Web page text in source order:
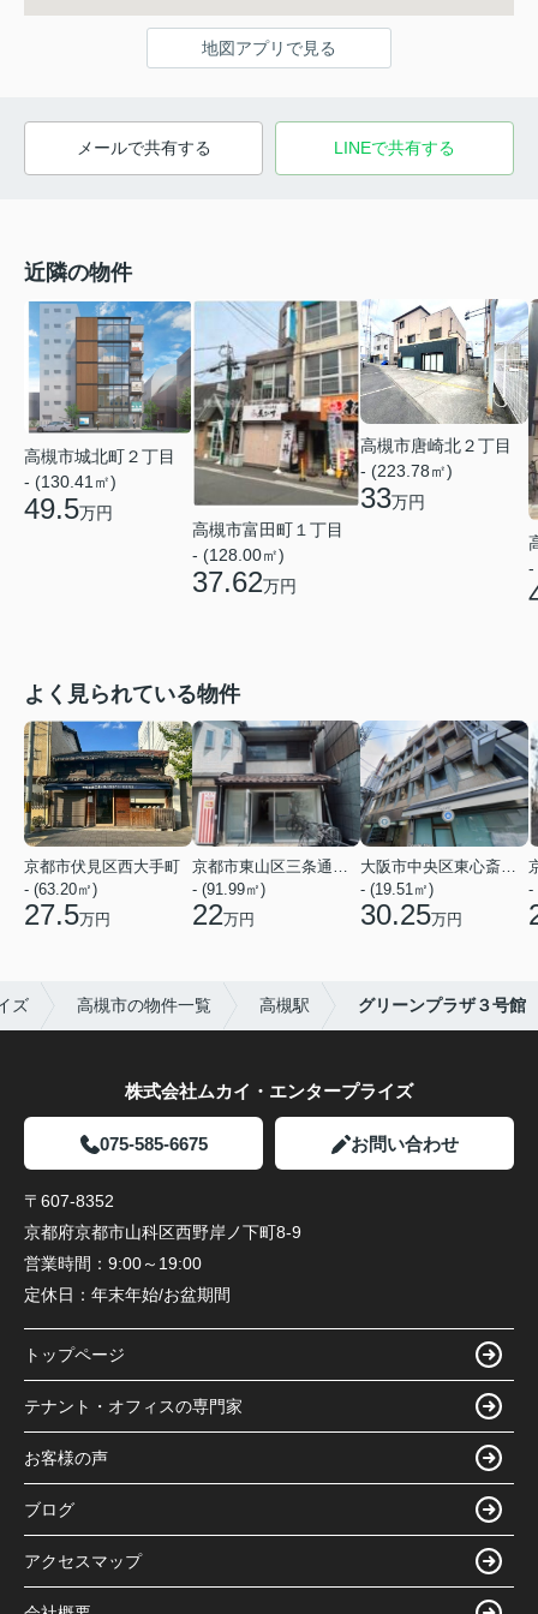
地図アプリで見る
メールで共有する LINEで共有する
近隣の物件
高槻市城北町２丁目
- (130.41㎡)
49.5万円
高槻市富田町１丁目
- (128.00㎡)
37.62万円
高槻市唐崎北２丁目
- (223.78㎡)
33万円
-
よく見られている物件
京都市伏見区西大手町
- (63.20㎡)
27.5万円
京都市東山区三条通北裏白川筋西入２丁目東姉小路町
- (91.99㎡)
22万円
大阪市中央区東心斎橋２丁目
- (19.51㎡)
30.25万円
-
ズ 高槻市の物件一覧 高槻駅 グリーンプラザ３号館
株式会社ムカイ・エンタープライズ
075-585-6675 お問い合わせ
〒607-8352
京都府京都市山科区西野岸ノ下町8-9
営業時間： 9:00～19:00
定休日： 年末年始/お盆期間
トップページ
テナント・オフィスの専門家
お客様の声
ブログ
アクセスマップ